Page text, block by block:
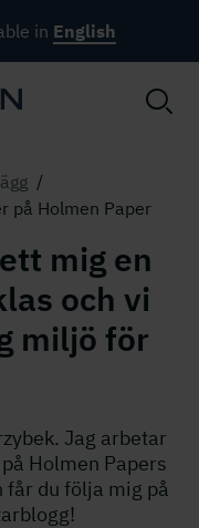
/
på Holmen Paper
mig en
och vi
miljö för
Jag arbetar
Holmen Papers
får du följa mig på
in English